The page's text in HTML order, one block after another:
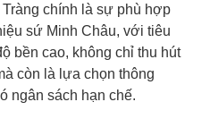
chính là sự phù hợp
sứ Minh Châu, với tiêu
bền cao, không chỉ thu hút
còn là lựa chọn thông
ngân sách hạn chế.